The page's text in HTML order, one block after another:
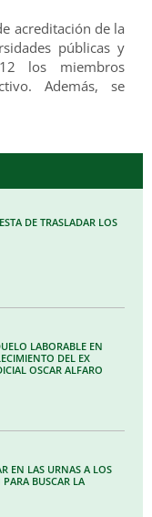
acreditación de la
públicas y
los miembros
Además, se
DE TRASLADAR LOS
LABORABLE EN
DEL EX
OSCAR ALFARO
EN LAS URNAS A LOS
BUSCAR LA